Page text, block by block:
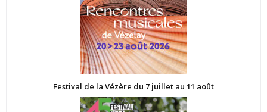
Festival de la Vézère du 7 juillet au 11 août